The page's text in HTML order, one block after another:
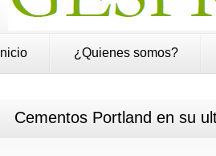
Inicio ¿Quienes somos?
Cementos Portland en su